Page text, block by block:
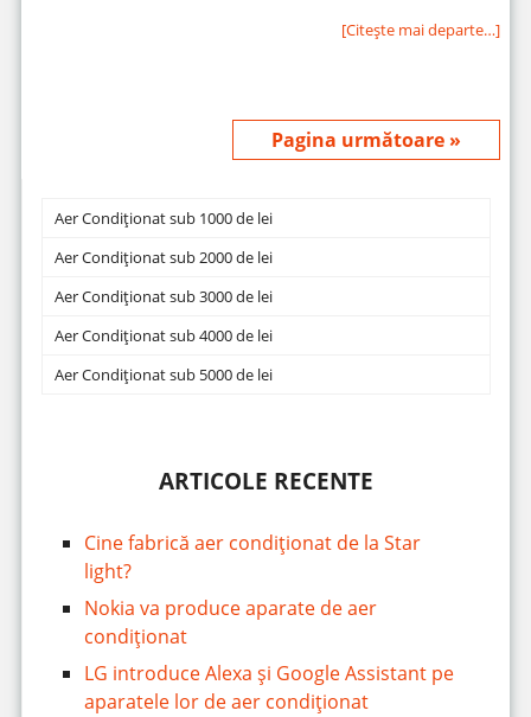
[Citeşte mai departe…]
Pagina următoare »
Aer Condiționat sub 1000 de lei
Aer Condiționat sub 2000 de lei
Aer Condiționat sub 3000 de lei
Aer Condiționat sub 4000 de lei
Aer Condiționat sub 5000 de lei
ARTICOLE RECENTE
Cine fabrică aer condiționat de la Star
light?
Nokia va produce aparate de aer
condiționat
LG introduce Alexa și Google Assistant pe
aparatele lor de aer condiționat